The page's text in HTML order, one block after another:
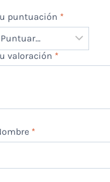
puntuación *
valoración *
*